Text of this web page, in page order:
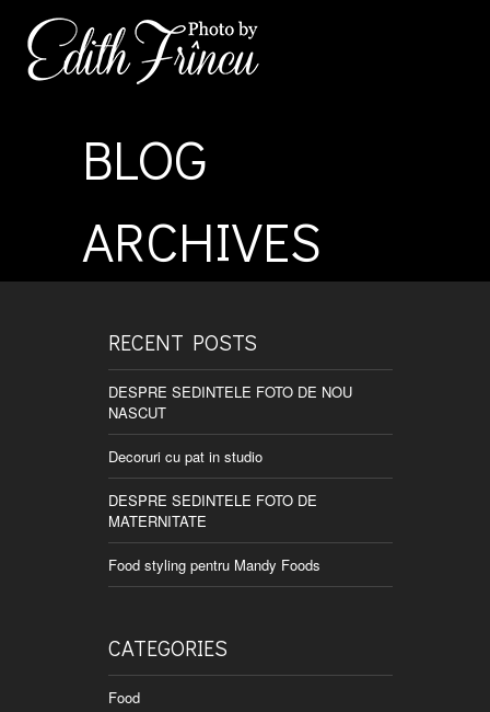
BLOG
ARCHIVES
RECENT POSTS
DESPRE SEDINTELE FOTO DE NOU
NASCUT
Decoruri cu pat in studio
DESPRE SEDINTELE FOTO DE
MATERNITATE
Food styling pentru Mandy Foods
CATEGORIES
Food